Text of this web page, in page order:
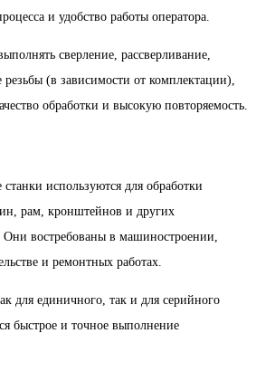
и удобство работы оператора.
сверление, рассверливание,
резьбы (в зависимости от комплектации),
обработки и высокую повторяемость.
используются для обработки
рам, кронштейнов и других
Они востребованы в машиностроении,
и ремонтных работах.
для единичного, так и для серийного
быстрое и точное выполнение